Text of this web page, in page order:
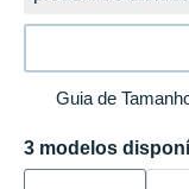
Guia de
3 modelos